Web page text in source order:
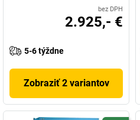
bez DPH
2.925,- €
5-6 týždne
Zobraziť 2 variantov